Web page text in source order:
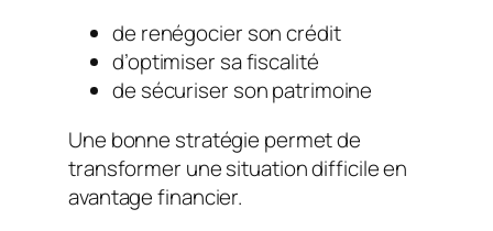
de renégocier son crédit
d’optimiser sa fiscalité
de sécuriser son patrimoine
Une bonne stratégie permet de
transformer une situation difficile en
avantage financier.